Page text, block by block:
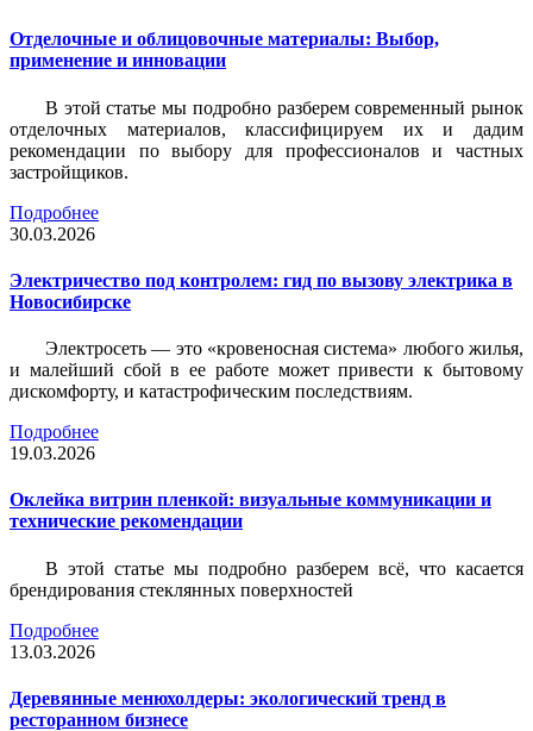
Отделочные и облицовочные материалы: Выбор,
применение и инновации
В этой статье мы подробно разберем современный рынок
отделочных материалов, классифицируем их и дадим
рекомендации по выбору для профессионалов и частных
застройщиков.
Подробнее
30.03.2026
Электричество под контролем: гид по вызову электрика в
Новосибирске
Электросеть — это «кровеносная система» любого жилья,
и малейший сбой в ее работе может привести к бытовому
дискомфорту, и катастрофическим последствиям.
Подробнее
19.03.2026
Оклейка витрин пленкой: визуальные коммуникации и
технические рекомендации
В этой статье мы подробно разберем всё, что касается
брендирования стеклянных поверхностей
Подробнее
13.03.2026
Деревянные менюхолдеры: экологический тренд в
ресторанном бизнесе